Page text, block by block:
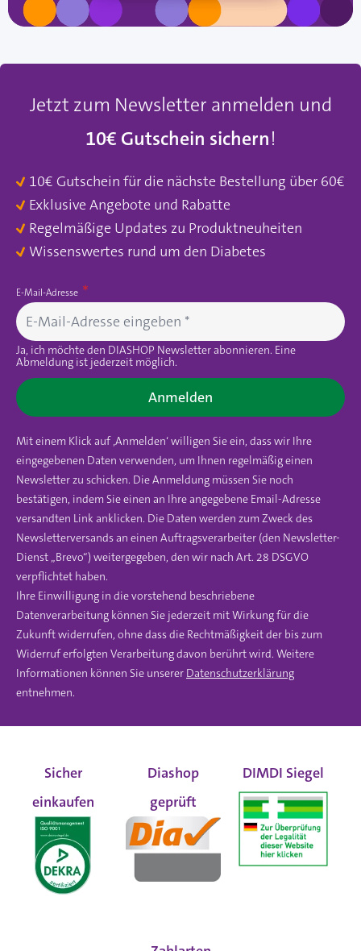
Jetzt zum Newsletter anmelden und
10€ Gutschein sichern!
10€ Gutschein für die nächste Bestellung über 60€
Exklusive Angebote und Rabatte
Regelmäßige Updates zu Produktneuheiten
Wissenswertes rund um den Diabetes
E-Mail-Adresse
Ja, ich möchte den DIASHOP Newsletter abonnieren. Eine
Abmeldung ist jederzeit möglich.
Anmelden
Mit einem Klick auf ‚Anmelden‘ willigen Sie ein, dass wir Ihre
eingegebenen Daten verwenden, um Ihnen regelmäßig einen
Newsletter zu schicken. Die Anmeldung müssen Sie noch
bestätigen, indem Sie einen an Ihre angegebene Email-Adresse
versandten Link anklicken. Die Daten werden zum Zweck des
Newsletterversands an einen Auftragsverarbeiter (den Newsletter-
Dienst „Brevo“) weitergegeben, den wir nach Art. 28 DSGVO
verpflichtet haben.
Ihre Einwilligung in die vorstehend beschriebene
Datenverarbeitung können Sie jederzeit mit Wirkung für die
Zukunft widerrufen, ohne dass die Rechtmäßigkeit der bis zum
Widerruf erfolgten Verarbeitung davon berührt wird. Weitere
Informationen können Sie unserer Datenschutzerklärung
entnehmen.
Sicher
einkaufen
Diashop
geprüft
DIMDI Siegel